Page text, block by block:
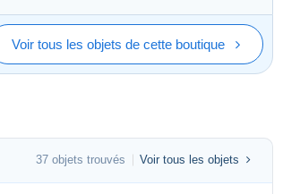
Voir tous les objets de cette boutique
37 objets trouvés Voir tous les objets